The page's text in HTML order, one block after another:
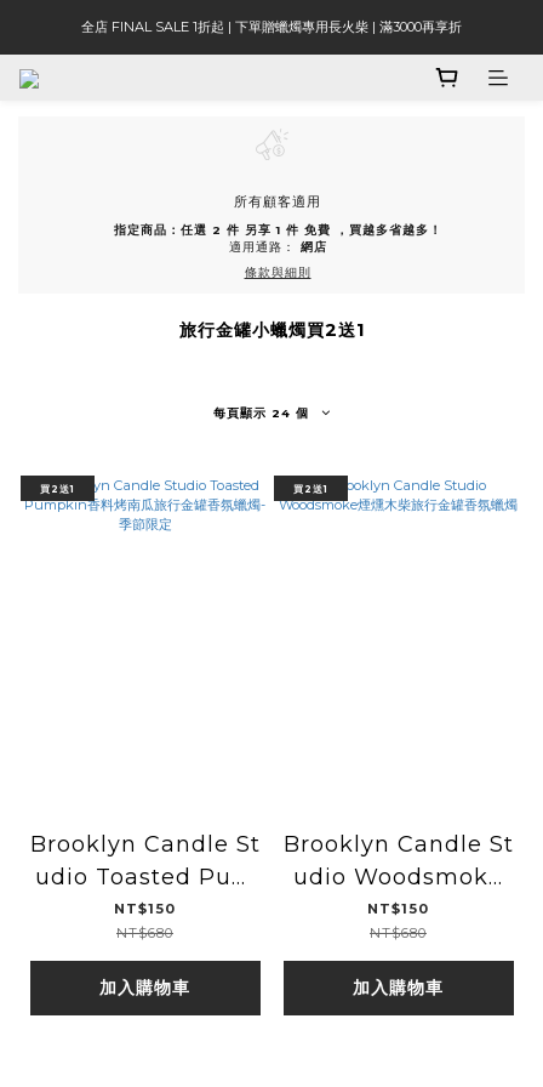
全店 FINAL SALE 1折起 | 下單贈蠟燭專用長火柴 | 滿3000再享折
所有顧客適用
指定商品：任選 2 件 另享 1 件 免費 ，買越多省越多！
適用通路： 網店
條款與細則
旅行金罐小蠟燭買2送1
每頁顯示 24 個
買2送1
Brooklyn Candle St
udio Toasted Pum
pkin香料烤南瓜旅行
金罐香氛蠟燭-季節限
定
NT$150
NT$680
加入購物車
買2送1
Brooklyn Candle St
udio Woodsmoke
煙燻木柴旅行金罐香氛
蠟燭
NT$150
NT$680
加入購物車